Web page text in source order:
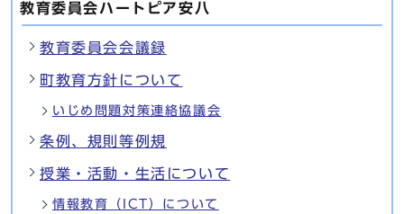
教育委員会ハートピア安八
教育委員会会議録
町教育方針について
いじめ問題対策連絡協議会
条例、規則等例規
授業・活動・生活について
情報教育（ICT）について